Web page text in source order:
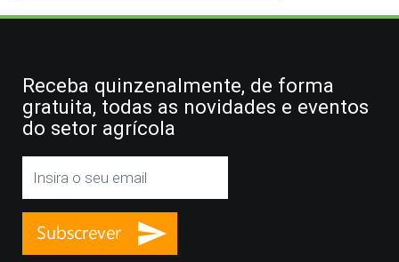
Receba quinzenalmente, de forma
gratuita, todas as novidades e eventos
do setor agrícola